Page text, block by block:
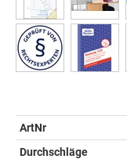
ArtNr
Durchschläge